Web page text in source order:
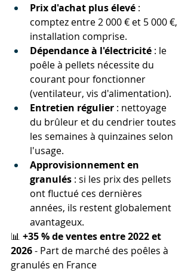
Prix d'achat plus élevé :
comptez entre 2 000 € et 5 000 €,
installation comprise.
Dépendance à l'électricité : le
poêle à pellets nécessite du
courant pour fonctionner
(ventilateur, vis d'alimentation).
Entretien régulier : nettoyage
du brûleur et du cendrier toutes
les semaines à quinzaines selon
l'usage.
Approvisionnement en
granulés : si les prix des pellets
ont fluctué ces dernières
années, ils restent globalement
avantageux.
📊 +35 % de ventes entre 2022 et
2026 - Part de marché des poêles à
granulés en France